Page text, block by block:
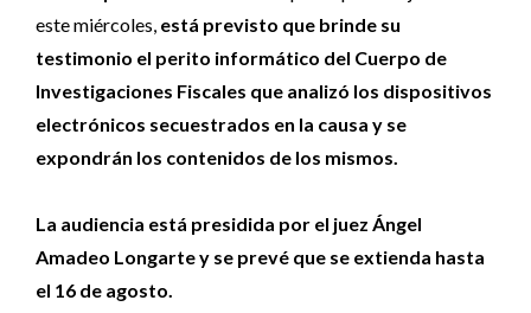
este miércoles, está previsto que brinde su
testimonio el perito informático del Cuerpo de
Investigaciones Fiscales que analizó los dispositivos
electrónicos secuestrados en la causa y se
expondrán los contenidos de los mismos.
La audiencia está presidida por el juez Ángel
Amadeo Longarte y se prevé que se extienda hasta
el 16 de agosto.